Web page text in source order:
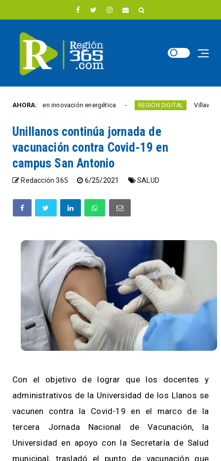
AHORA:
en innovación energética REGIÓN DIGITAL Villavicencio
Unillanos continúa jornada de
vacunación contra Covid-19 en
campus San Antonio
Redacción 365 6/25/2021 SALUD
Con el objetivo de lograr que los docentes y
administrativos de la Universidad de los Llanos se
vacunen contra la Covid-19 en el marco de la
tercera Jornada Nacional de Vacunación, la
Universidad en apoyo con la Secretaría de Salud
municipal, trasladó el punto de vacunación que